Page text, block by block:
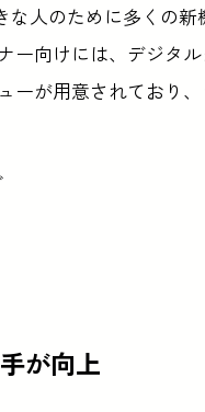
な人のために多くの新
ー向けには、デジタ
ーが用意されており
が向上